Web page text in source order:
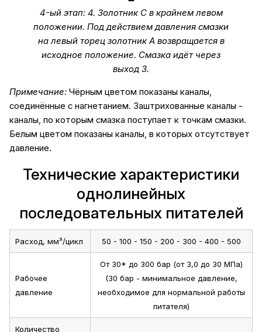
4-ый этап: 4. Золотник С в крайнем левом
положении. Под действием давления смазки
на левый торец золотник А возвращается в
исходное положение. Смазка идёт через
выход 3.
Примечание: Чёрным цветом показаны каналы,
соединённые с нагнетанием. Заштрихованные каналы -
каналы, по которым смазка поступает к точкам смазки.
Белым цветом показаны каналы, в которых отсутствует
давление.
Технические характеристики
однолинейных
последовательных питателей
Расход, мм³/цикл 50 - 100 - 150 - 200 - 300 - 400 - 500
Рабочее
давление
От 30* до 300 бар (от 3,0 до 30 МПа)
(30 бар - минимальное давление,
необходимое для нормальной работы
питателя)
Количество